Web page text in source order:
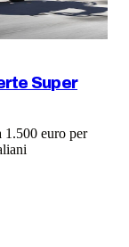
Super
1.500 euro per